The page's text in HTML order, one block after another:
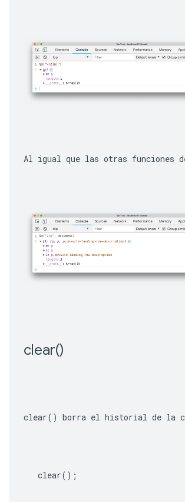
Al igual que las otras funciones
clear()
clear() borra el historial de la
clear();